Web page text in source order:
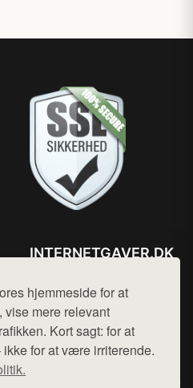
hjemmeside for at
mere relevant
Kort sagt: for at
for at være irriterende.
INTERNETGAVER.DK
Mail: hej@want.dk
Cookie- og privatlivspolitik